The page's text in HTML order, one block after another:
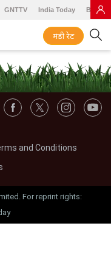
GNTTV India Today BT
मंडी रेट
and Conditions
For reprint rights: